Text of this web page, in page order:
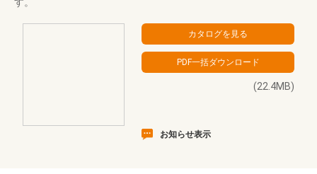
(22.4MB)
お知らせ表示